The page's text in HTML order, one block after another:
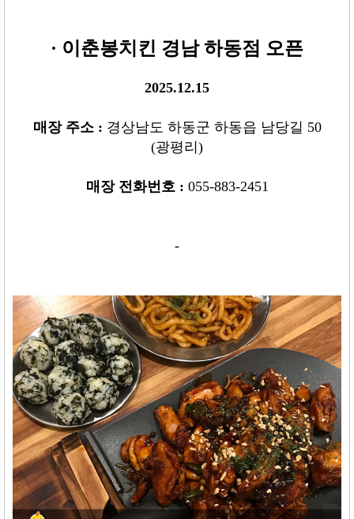
· 이춘봉치킨 경남 하동점 오픈
2025.12.15
매장 주소 : 경상남도 하동군 하동읍 남당길 50
(광평리)
매장 전화번호 : 055-883-2451
-